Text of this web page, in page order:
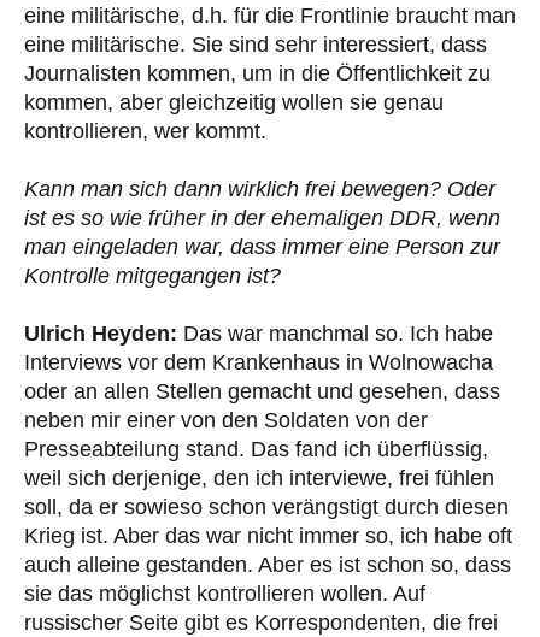
eine militärische, d.h. für die Frontlinie braucht man
eine militärische. Sie sind sehr interessiert, dass
Journalisten kommen, um in die Öffentlichkeit zu
kommen, aber gleichzeitig wollen sie genau
kontrollieren, wer kommt.
Kann man sich dann wirklich frei bewegen? Oder
ist es so wie früher in der ehemaligen DDR, wenn
man eingeladen war, dass immer eine Person zur
Kontrolle mitgegangen ist?
Ulrich Heyden: Das war manchmal so. Ich habe
Interviews vor dem Krankenhaus in Wolnowacha
oder an allen Stellen gemacht und gesehen, dass
neben mir einer von den Soldaten von der
Presseabteilung stand. Das fand ich überflüssig,
weil sich derjenige, den ich interviewe, frei fühlen
soll, da er sowieso schon verängstigt durch diesen
Krieg ist. Aber das war nicht immer so, ich habe oft
auch alleine gestanden. Aber es ist schon so, dass
sie das möglichst kontrollieren wollen. Auf
russischer Seite gibt es Korrespondenten, die frei